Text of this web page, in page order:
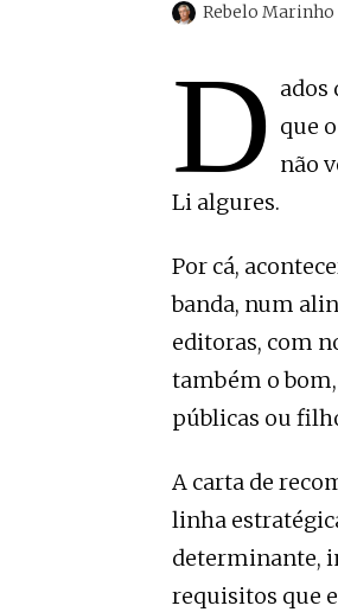
Rebelo Marinho
D ados
que
não
Li algures.
Por cá,
banda, num
editoras, com
também o
públicas ou
A carta de
linha
determinante,
requisitos que